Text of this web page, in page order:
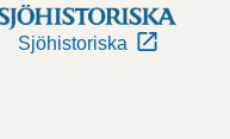
Sjöhistoriska